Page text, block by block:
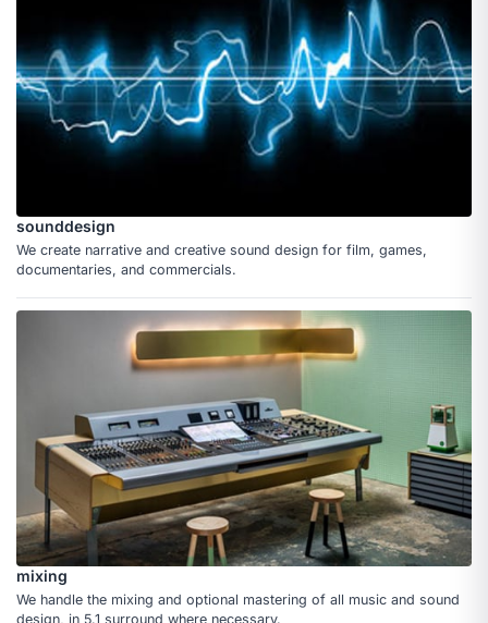
sounddesign
We create narrative and creative sound design for film, games,
documentaries, and commercials.
mixing
We handle the mixing and optional mastering of all music and sound
design, in 5.1 surround where necessary.